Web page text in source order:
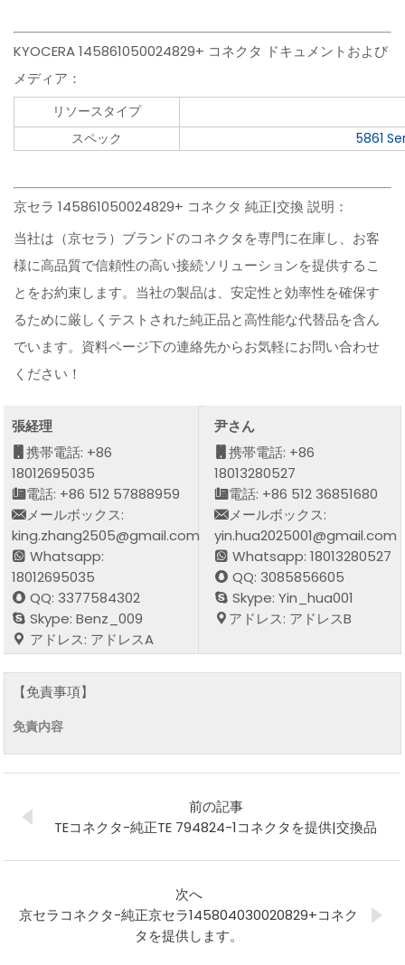
KYOCERA 145861050024829+ コネクタ ドキュメントおよび
メディア：
リソースタイプ
スペック
5861
京セラ 145861050024829+ コネクタ 純正|交換 説明：
当社は（京セラ）ブランドのコネクタを専門に在庫し、お客
様に高品質で信頼性の高い接続ソリューションを提供するこ
とをお約束します。当社の製品は、安定性と効率性を確保す
るために厳しくテストされた純正品と高性能な代替品を含ん
でいます。資料ページ下の連絡先からお気軽にお問い合わせ
ください！
張経理
携帯電話: +86
18012695035
電話: +86 512 57888959
メールボックス:
king.zhang2505@gmail.com
Whatsapp:
18012695035
QQ: 3377584302
Skype: Benz_009
アドレス: アドレスA
尹さん
携帯電話: +86
18013280527
電話: +86 512 36851680
メールボックス:
yin.hua2025001@gmail.com
Whatsapp: 18013280527
QQ: 3085856605
Skype: Yin_hua001
アドレス: アドレスB
【免責事項】
免責内容
前の記事
TEコネクタ-純正TE 794824-1コネクタを提供|交換品
次へ
京セラコネクタ-純正京セラ145804030020829+コネク
タを提供します。